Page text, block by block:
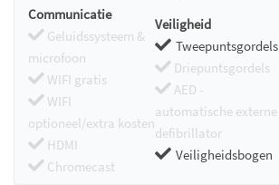
Communicatie
Geluidssysteem &
microfoon
WIFI gratis
WIFI
optioneel/extra kosten
HDMI
Chromecast
Veiligheid
Tweepuntsgordels
Driepuntsgordels
AED -
automatische externe
defibrillator
Veiligheidsbogen